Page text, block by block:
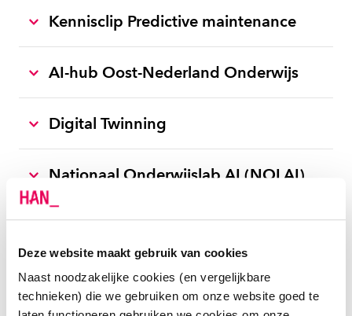
Deze website maakt gebruik van cookies
Naast noodzakelijke cookies (en vergelijkbare
technieken) die we gebruiken om onze website goed te
Kennisclip Predictive maintenance
AI-hub Oost-Nederland Onderwijs
Digital Twinning
Nationaal Onderwijslab AI (NOLAI)
NL AI Coalitie
AI for Energy Lab